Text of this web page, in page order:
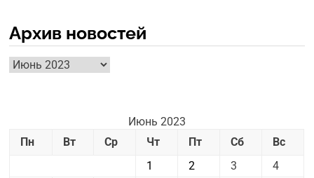
Архив новостей
Архив
новостей
Июнь 2023
Пн
Вт Ср Чт Пт Сб
Вс
1
2 3
4